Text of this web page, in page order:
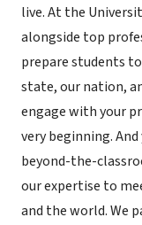
live. At the
alongside top
prepare students
state, our nation,
engage with your
very beginning.
beyond-the-
our expertise to
and the world. We